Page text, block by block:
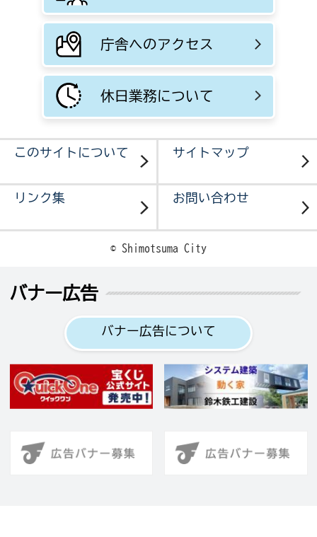
庁舎へのアクセス
休日業務について
このサイトについて サイトマップ
リンク集 お問い合わせ
© Shimotsuma City
バナー広告
バナー広告について